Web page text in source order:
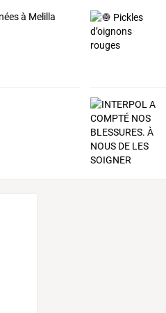
à Melilla